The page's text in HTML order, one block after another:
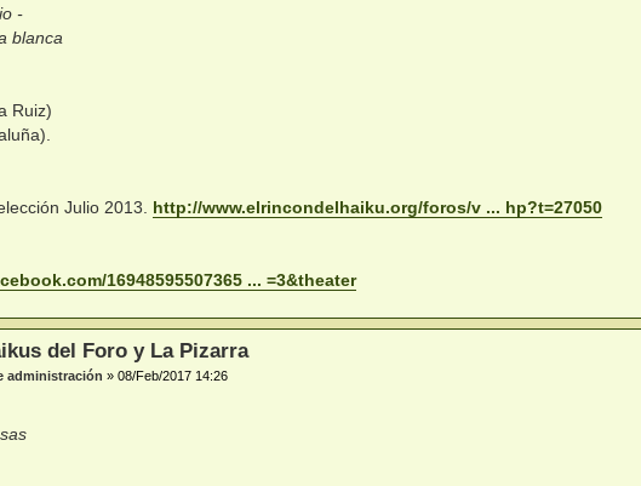
-
blanca
Ruiz)
Julio 2013. http://www.elrincondelhaiku.org/foros/v ... hp?t=27050
16948595507365 ... =3&theater
del Foro y La Pizarra
administración » 08/Feb/2017 14:26